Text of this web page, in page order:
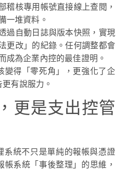
稽核專用帳號直接線上查閱，
一堆資料。
過自動日誌與版本快照，實現
更改」的紀錄。任何調整都會
成為企業內控的最佳證明。
變得「零死角」，更強化了企
有說服力。
更是支出控管
系統不只是單純的報帳與憑證
系統「事後整理」的思維，